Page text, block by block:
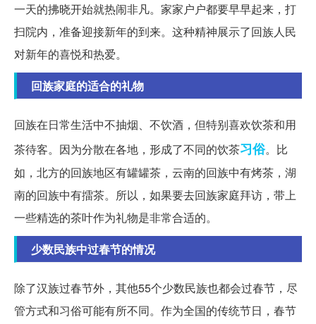
一天的拂晓开始就热闹非凡。家家户户都要早早起来，打
扫院内，准备迎接新年的到来。这种精神展示了回族人民
对新年的喜悦和热爱。
回族家庭的适合的礼物
回族在日常生活中不抽烟、不饮酒，但特别喜欢饮茶和用
茶待客。因为分散在各地，形成了不同的饮茶习俗。比
如，北方的回族地区有罐罐茶，云南的回族中有烤茶，湖
南的回族中有擂茶。所以，如果要去回族家庭拜访，带上
一些精选的茶叶作为礼物是非常合适的。
少数民族中过春节的情况
除了汉族过春节外，其他55个少数民族也都会过春节，尽
管方式和习俗可能有所不同。作为全国的传统节日，春节